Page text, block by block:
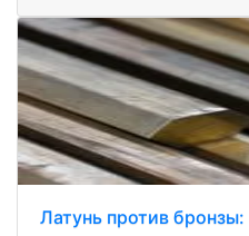
Латунь против